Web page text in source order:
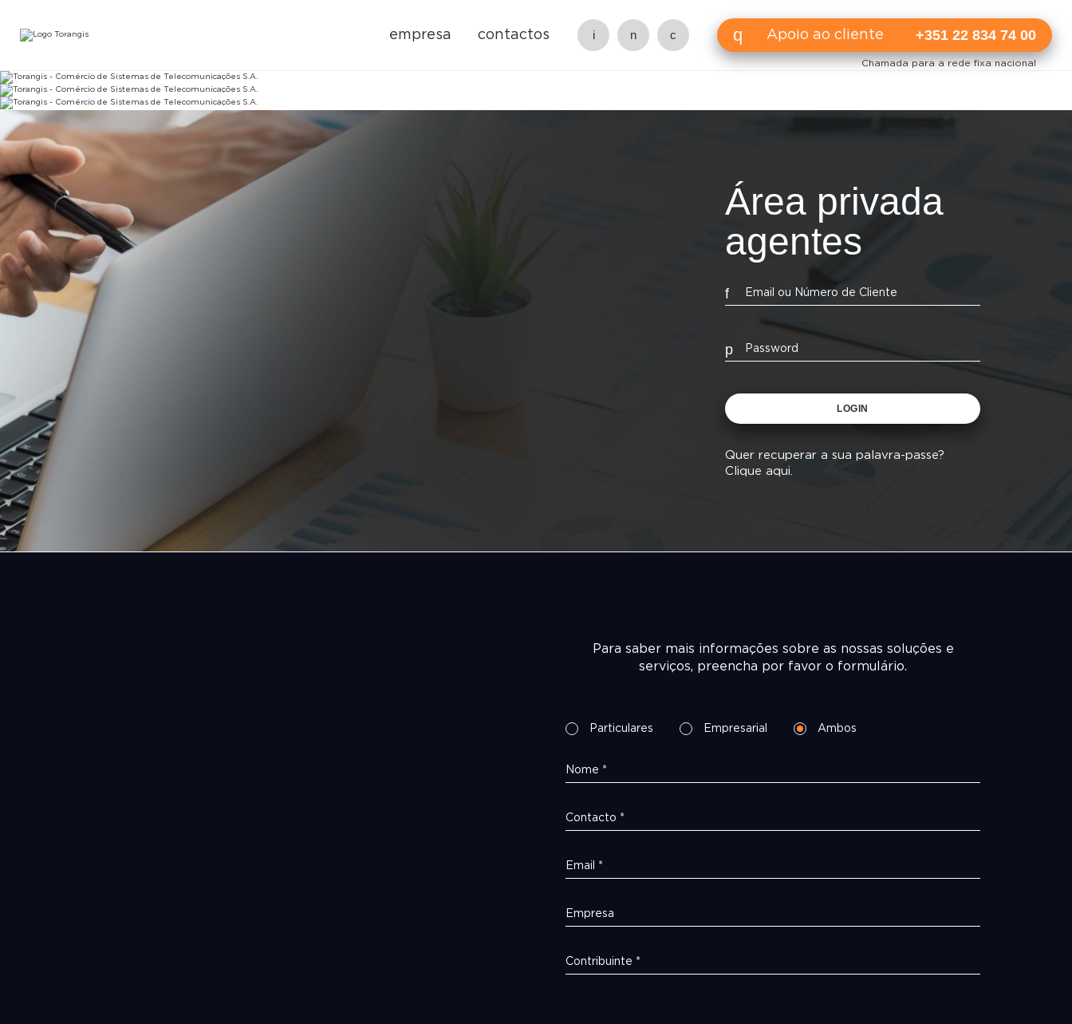
empresa contactos Apoio ao cliente +351 22 834 74 00
Chamada para a rede fixa nacional
Área privada
agentes
LOGIN
Quer recuperar a sua palavra-passe?
Clique aqui.
Para saber mais informações sobre as nossas soluções e
serviços, preencha por favor o formulário.
Particulares Empresarial Ambos